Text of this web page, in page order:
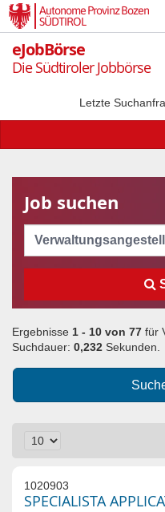
Autonome Provinz Bozen
SÜDTIROL
eJobBörse
Die Südtiroler Jobbörse
Letzte
Job suchen
Ergebnisse 1 - 10 von 77 für
Suchdauer: 0,232 Sekunden.
1020903
SPECIALISTA